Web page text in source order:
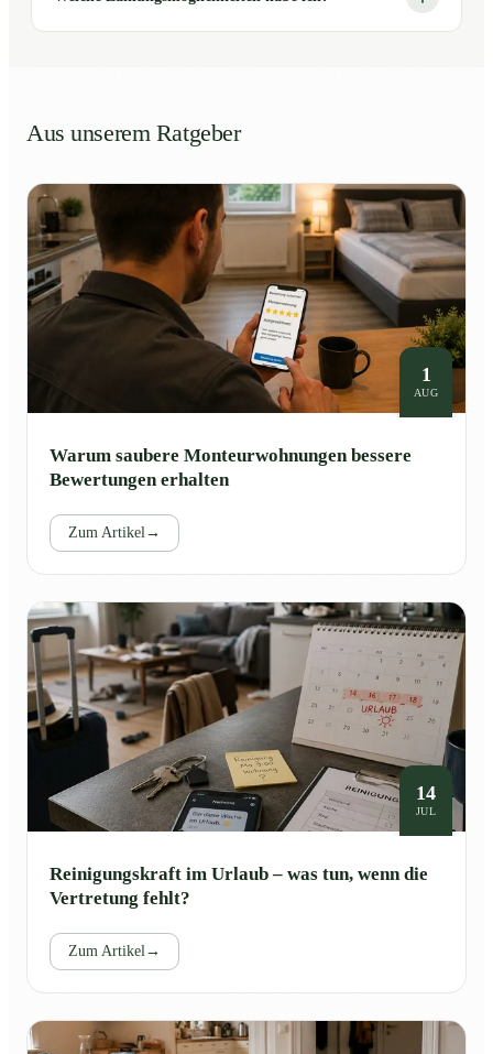
Aus unserem Ratgeber
1
AUG
Warum saubere Monteurwohnungen bessere
Bewertungen erhalten
Zum Artikel →
14
JUL
Reinigungskraft im Urlaub – was tun, wenn die
Vertretung fehlt?
Zum Artikel →